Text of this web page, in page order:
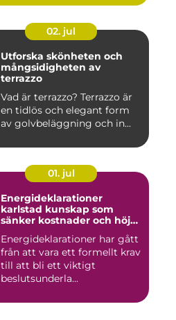
02. jul
Utforska skönheten och
mångsidigheten av
terrazzo
Vad är terrazzo? Terrazzo är
en tidlös och elegant form
av golvbeläggning och in...
01. jul
Energideklarationer
karlstad kunskap som
sänker kostnader och höjer
Energideklarationer har gått
från att vara ett formellt krav
till att bli ett viktigt
beslutsunderla...